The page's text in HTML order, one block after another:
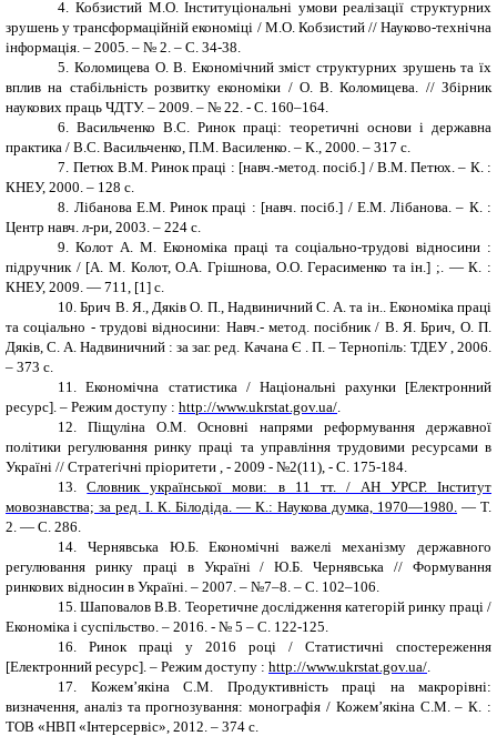
4. Кобзистий М.О. Інституціональні умови реалізації структурних
зрушень у трансформаційній економіці / М.О. Кобзистий // Науково-технічна
інформація. – 2005. – № 2. – С. 34-38.
5. Коломицева О. В. Економічний зміст структурних зрушень та їх
вплив на стабільність розвитку економіки / О. В. Коломицева. // Збірник
наукових праць ЧДТУ. – 2009. – № 22. - С. 160–164.
6.
Васильченко В.С. Ринок праці: теоретичні основи і державна
практика / В.С. Васильченко, П.М. Василенко. – К., 2000. – 317 с.
7. Петюх В.М. Ринок праці : [навч.-метод. посіб.] / В.М. Петюх. – К. :
КНЕУ, 2000. – 128 с.
8. Лібанова Е.М. Ринок праці : [навч. посіб.] / Е.М. Лібанова. – К. :
Центр навч. л-ри, 2003. – 224 с.
9.
Колот А. М. Економіка праці та соціально-трудові відносини :
підручник / [А. М. Колот, О.А. Грішнова, О.О. Герасименко та ін.] ;. — К. :
КНЕУ, 2009. — 711, [1] с.
10. Брич В. Я., Дяків О. П., Надвиничний С. А. та ін.. Економіка праці
та соціально - трудові відносини: Навч.- метод. посібник / В. Я. Брич, О. П.
Дяків, С. А. Надвиничний : за заг. ред. Качана Є . П. – Тернопіль: ТДЕУ , 2006.
– 373 с.
11.
Економічна статистика / Національні рахунки [Електронний
ресурс]. – Режим доступу : http://www.ukrstat.gov.ua/
12.
Піщуліна О.М. Основні напрями реформування державної
політики регулювання ринку праці та управління трудовими ресурсами в
Україні // Стратегічні пріоритети , - 2009 - №2(11), - С. 175-184.
13.
Словник української мови: в 11 тт. / АН УРСР. Інститут
мовознавства; за ред. І. К. Білодіда. — К.: Наукова думка, 1970—1980. — Т.
2. — С. 286.
14.
Чернявська Ю.Б. Економічні важелі механізму державного
регулювання ринку праці в Україні / Ю.Б. Чернявська // Формування
ринкових відносин в Україні. – 2007. – №7–8. – С. 102–106.
15. Шаповалов В.В. Теоретичне дослідження категорій ринку праці /
Економіка і суспільство. – 2016. - № 5 – С. 122-125.
16.
Ринок праці у 2016 році / Статистичні спостереження
[Електронний ресурс]. – Режим доступу : http://www.ukrstat.gov.ua/
17.
Кожем’якіна С.М. Продуктивність праці на макрорівні:
визначення, аналіз та прогнозування: монографія / Кожем’якіна C.М. – К. :
ТОВ «НВП «Інтерсервіс», 2012. – 374 с.